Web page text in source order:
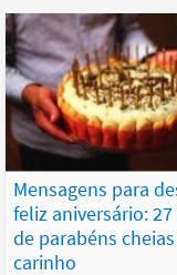
Mensagens para
feliz aniversário: 27
de parabéns
carinho